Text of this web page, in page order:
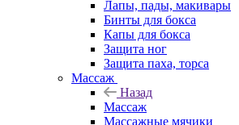
Лапы, пады, макивары
Бинты для бокса
Капы для бокса
Защита ног
Защита паха, торса
Массаж
Назад
Массаж
Массажные мячики